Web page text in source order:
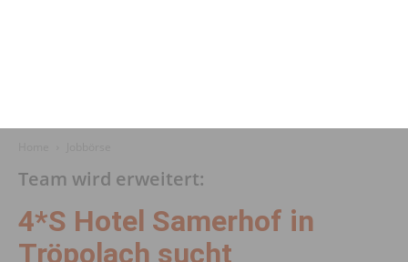
Team wird erweitert:
4*S Hotel Samerhof in
Tröpolach sucht